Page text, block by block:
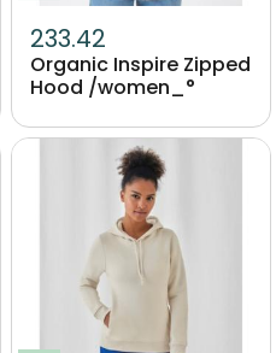
233.42
Organic Inspire Zipped
Hood /women_°
Image